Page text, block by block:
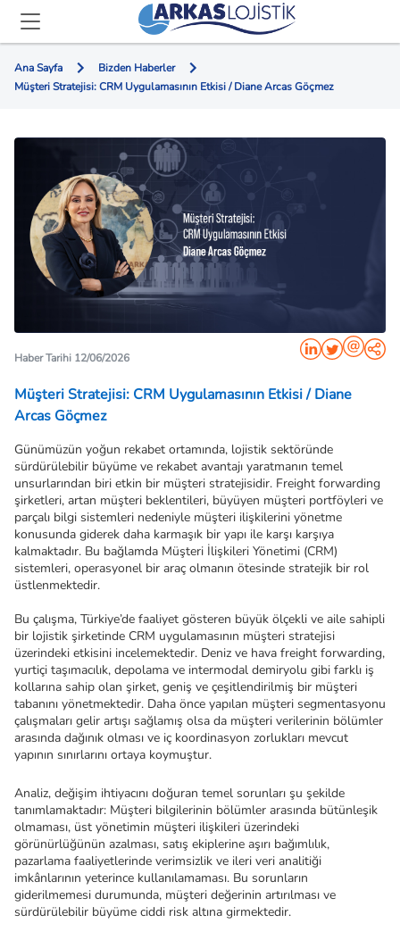
Ana Sayfa
Bizden Haberler
Müşteri Stratejisi: CRM Uygulamasının Etkisi / Diane Arcas Göçmez
Haber Tarihi 12/06/2026
Müşteri Stratejisi: CRM Uygulamasının Etkisi / Diane
Arcas Göçmez
Günümüzün yoğun rekabet ortamında, lojistik sektöründe
sürdürülebilir büyüme ve rekabet avantajı yaratmanın temel
unsurlarından biri etkin bir müşteri stratejisidir. Freight forwarding
şirketleri, artan müşteri beklentileri, büyüyen müşteri portföyleri ve
parçalı bilgi sistemleri nedeniyle müşteri ilişkilerini yönetme
konusunda giderek daha karmaşık bir yapı ile karşı karşıya
kalmaktadır. Bu bağlamda Müşteri İlişkileri Yönetimi (CRM)
sistemleri, operasyonel bir araç olmanın ötesinde stratejik bir rol
üstlenmektedir.
Bu çalışma, Türkiye’de faaliyet gösteren büyük ölçekli ve aile sahipli
bir lojistik şirketinde CRM uygulamasının müşteri stratejisi
üzerindeki etkisini incelemektedir. Deniz ve hava freight forwarding,
yurtiçi taşımacılık, depolama ve intermodal demiryolu gibi farklı iş
kollarına sahip olan şirket, geniş ve çeşitlendirilmiş bir müşteri
tabanını yönetmektedir. Daha önce yapılan müşteri segmentasyonu
çalışmaları gelir artışı sağlamış olsa da müşteri verilerinin bölümler
arasında dağınık olması ve iç koordinasyon zorlukları mevcut
yapının sınırlarını ortaya koymuştur.
Analiz, değişim ihtiyacını doğuran temel sorunları şu şekilde
tanımlamaktadır: Müşteri bilgilerinin bölümler arasında bütünleşik
olmaması, üst yönetimin müşteri ilişkileri üzerindeki
görünürlüğünün azalması, satış ekiplerine aşırı bağımlılık,
pazarlama faaliyetlerinde verimsizlik ve ileri veri analitiği
imkânlarının yeterince kullanılamaması. Bu sorunların
giderilmemesi durumunda, müşteri değerinin artırılması ve
sürdürülebilir büyüme ciddi risk altına girmektedir.